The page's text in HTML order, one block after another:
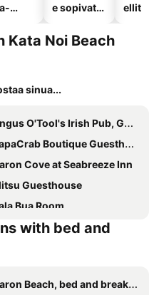
e sopivat
ellit
Kata Noi Beach
sinua...
O'Tool's Irish Pub, Guesthouse
Boutique Guesthouse
Cove at Seabreeze Inn
Guesthouse
Bua Room
Rooms
Phuket
with bed and
Beach, bed and breakfasts